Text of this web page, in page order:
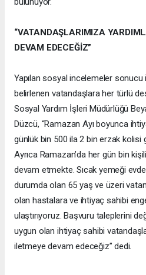
“VATANDAŞLARIMIZA
DEVAM EDECEĞİZ”
Yapılan sosyal incelemeler
belirlenen vatandaşlara her türlü
Sosyal Yardım İşleri Müdürlüğü
Düzcü, “Ramazan Ayı boyunca
günlük bin 500 ila 2 bin erzak kolisi
Ayrıca Ramazan’da her gün bin
devam etmekte. Sıcak yemeği
durumda olan 65 yaş ve üzeri
olan hastalara ve ihtiyaç sahibi
ulaştırıyoruz. Başvuru taleplerini
uygun olan ihtiyaç sahibi
iletmeye devam edeceğiz” dedi.